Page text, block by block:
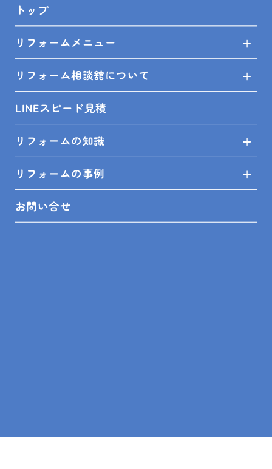
トップ
リフォームメニュー
リフォーム相談舘について
LINEスピード見積
リフォームの知識
リフォームの事例
お問い合せ
お問い合せ
プライバシーポリシー
SHOP INFO
館山店 〒294-0054